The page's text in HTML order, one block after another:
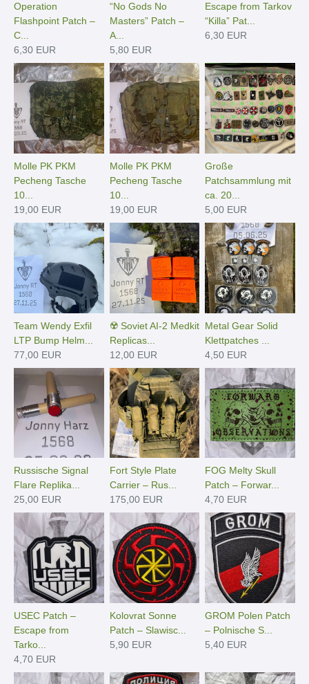
Operation
Flashpoint Patch –
C...
6,30 EUR
“No Gods No
Masters” Patch –
A...
5,80 EUR
Escape from Tarkov
“Killa” Pat...
6,30 EUR
Molle PK PKM
Pecheng Tasche
10...
19,00 EUR
Molle PK PKM
Pecheng Tasche
10...
19,00 EUR
Große
Patchsammlung mit
ca. 20...
5,00 EUR
Team Wendy Exfil
LTP Bump Helm...
77,00 EUR
☢️ Soviet AI-2 Medkit
Replicas...
12,00 EUR
Metal Gear Solid
Klettpatches ...
4,50 EUR
Russische Signal
Flare Replika...
25,00 EUR
Fort Style Plate
Carrier – Rus...
175,00 EUR
FOG Melty Skull
Patch – Forwar...
4,70 EUR
USEC Patch –
Escape from
Tarko...
4,70 EUR
Kolovrat Sonne
Patch – Slawisc...
5,90 EUR
GROM Polen Patch
– Polnische S...
5,40 EUR